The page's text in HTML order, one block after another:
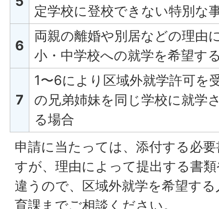
定学校に登校できない特別な
6
両親の離婚や別居などの理由
小・中学校への就学を希望す
7
1〜6により区域外就学許可を
の兄弟姉妹を同じ学校に就学
る場合
申請に当たっては、添付する必
すが、理由によって提出する書
違うので、区域外就学を希望す
育課までご相談ください。